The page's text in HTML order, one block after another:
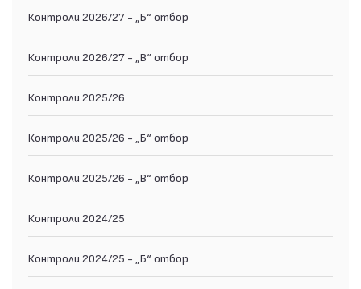
Контроли 2026/27 - „Б“ отбор
Контроли 2026/27 - „В“ отбор
Контроли 2025/26
Контроли 2025/26 - „Б“ отбор
Контроли 2025/26 - „В“ отбор
Контроли 2024/25
Контроли 2024/25 - „Б“ отбор